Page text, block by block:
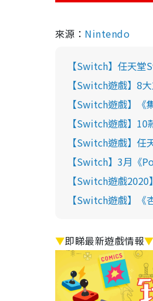
來源： Nintendo
【Switch】任天
【Switch遊戲】8
【Switch遊戲】《
【Switch遊戲】
【Switch遊戲】
【Switch】3月《
【Switch遊戲
【Switch遊戲】
▼即睇最新遊戲情報▼